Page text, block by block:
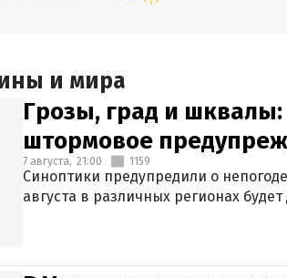
и мира
Грозы, град и
штормовое
7 августа, 21:00 1159
Синоптики предупредили о
августа в различных регионах